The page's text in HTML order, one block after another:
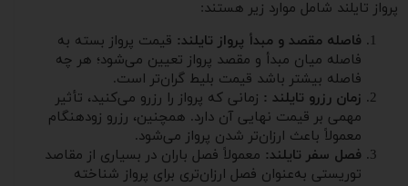
پرواز تایلند شامل موارد زیر هستند:
فاصله مقصد و مبدأ پرواز تایلند: قیمت پرواز بسته به
فاصله میان مبدأ و مقصد پرواز تعیین می‌شود؛ هر چه
فاصله بیشتر باشد قیمت بلیط گران‌تر است.
زمان رزرو تایلند : زمانی که پرواز را رزرو می‌کنید، تأثیر
مهمی بر قیمت نهایی آن دارد. همچنین، رزرو زودهنگام
معمولاً باعث ارزان‌تر شدن پرواز می‌شود.
فصل سفر تایلند: معمولاً فصل باران در بسیاری از مقاصد
توریستی به‌عنوان فصل ارزان‌تری برای پرواز شناخته